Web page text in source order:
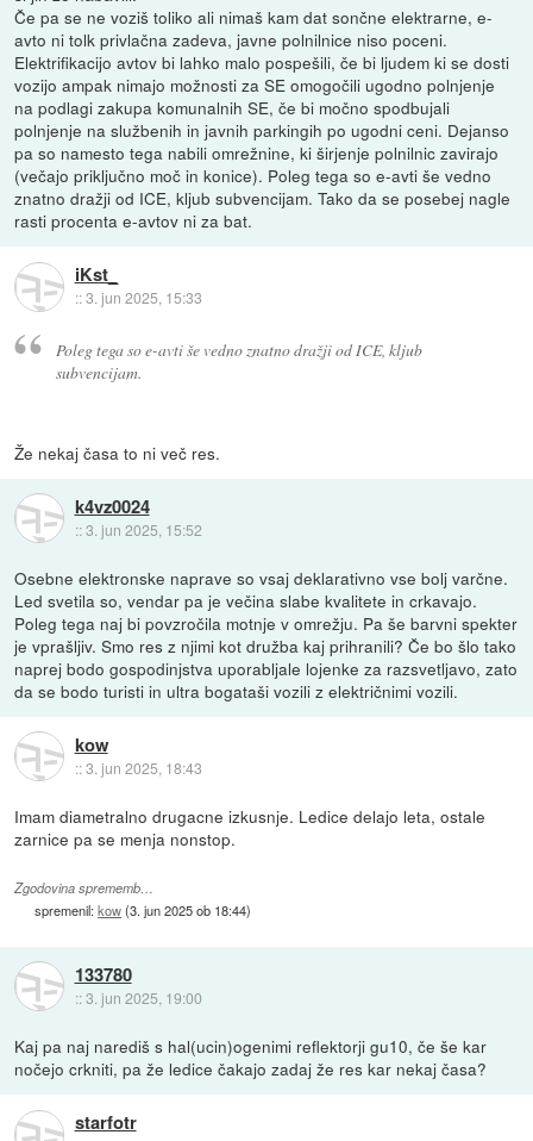
Če pa se ne voziš toliko ali nimaš kam dat sončne elektrarne, e-
avto ni tolk privlačna zadeva, javne polnilnice niso poceni.
Elektrifikacijo avtov bi lahko malo pospešili, če bi ljudem ki se dosti
vozijo ampak nimajo možnosti za SE omogočili ugodno polnjenje
na podlagi zakupa komunalnih SE, če bi močno spodbujali
polnjenje na službenih in javnih parkingih po ugodni ceni. Dejanso
pa so namesto tega nabili omrežnine, ki širjenje polnilnic zavirajo
(večajo priključno moč in konice). Poleg tega so e-avti še vedno
znatno dražji od ICE, kljub subvencijam. Tako da se posebej nagle
rasti procenta e-avtov ni za bat.
iKst_
::3. jun 2025, 15:33
Poleg tega so e-avti še vedno znatno dražji od ICE, kljub
subvencijam.
Že nekaj časa to ni več res.
k4vz0024
::3. jun 2025, 15:52
Osebne elektronske naprave so vsaj deklarativno vse bolj varčne.
Led svetila so, vendar pa je večina slabe kvalitete in crkavajo.
Poleg tega naj bi povzročila motnje v omrežju. Pa še barvni spekter
je vprašljiv. Smo res z njimi kot družba kaj prihranili? Če bo šlo tako
naprej bodo gospodinjstva uporabljale lojenke za razsvetljavo, zato
da se bodo turisti in ultra bogataši vozili z električnimi vozili.
kow
::3. jun 2025, 18:43
Imam diametralno drugacne izkusnje. Ledice delajo leta, ostale
zarnice pa se menja nonstop.
Zgodovina sprememb…
spremenil:kow(3. jun 2025 ob 18:44)
133780
::3. jun 2025, 19:00
Kaj pa naj narediš s hal(ucin)ogenimi reflektorji gu10, če še kar
nočejo crkniti, pa že ledice čakajo zadaj že res kar nekaj časa?
starfotr